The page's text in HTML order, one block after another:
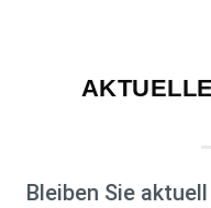
Bleiben Sie